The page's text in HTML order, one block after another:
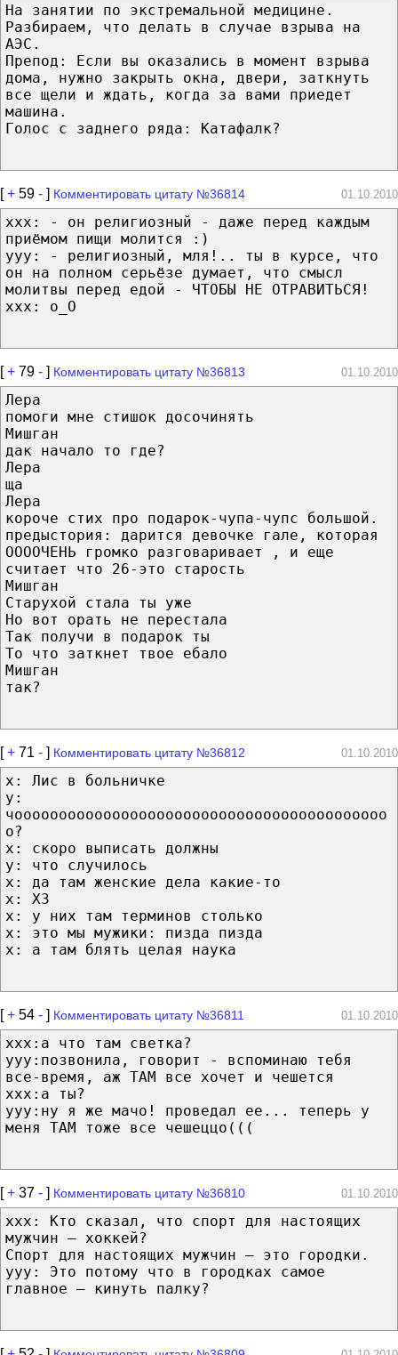
На занятии по экстремальной медицине.
Разбираем, что делать в случае взрыва на
АЭС.
Препод: Если вы оказались в момент взрыва
дома, нужно закрыть окна, двери, заткнуть
все щели и ждать, когда за вами приедет
машина.
Голос с заднего ряда: Катафалк?
[+ 59 - ] Комментировать цитату №36814 01.10.2010
xxx: - он религиозный - даже перед каждым
приёмом пищи молится :)
yyy: - религиозный, мля!.. ты в курсе, что
он на полном серьёзе думает, что смысл
молитвы перед едой - ЧТОБЫ НЕ ОТРАВИТЬСЯ!
xxx: о_О
[+ 79 - ] Комментировать цитату №36813 01.10.2010
Лера
помоги мне стишок досочинять
Мишган
дак начало то где?
Лера
ща
Лера
короче стих про подарок-чупа-чупс большой.
предыстория: дарится девочке гале, которая
ООООЧЕНЬ громко разговаривает , и еще
считает что 26-это старость
Мишган
Старухой стала ты уже
Но вот орать не перестала
Так получи в подарок ты
То что заткнет твое ебало
Мишган
так?
[+ 71 - ] Комментировать цитату №36812 01.10.2010
x: Лис в больничке
y:
чоооооооооооооооооооооооооооооооооооооооооо
о?
x: скоро выписать должны
y: что случилось
x: да там женские дела какие-то
x: ХЗ
x: у них там терминов столько
x: это мы мужики: пизда пизда
x: а там блять целая наука
[+ 54 - ] Комментировать цитату №36811 01.10.2010
xxx:а что там светка?
yyy:позвонила, говорит - вспоминаю тебя
все-время, аж ТАМ все хочет и чешется
xxx:а ты?
yyy:ну я же мачо! проведал ее... теперь у
меня ТАМ тоже все чешеццо(((
[+ 37 - ] Комментировать цитату №36810 01.10.2010
xxx: Кто сказал, что спорт для настоящих
мужчин — хоккей?
Спорт для настоящих мужчин — это городки.
yyy: Это потому что в городках самое
главное — кинуть палку?